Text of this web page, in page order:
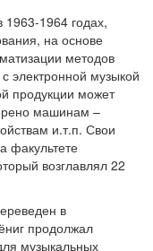
1963-1964 годах,
на основе
методов
электронной музыкой
продукции может
машинам –
и.т.п. Свои
факультете
возглавлял 22
в
продолжал
музыкальных